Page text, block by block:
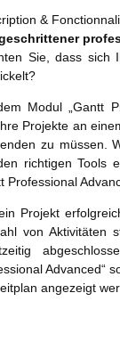
&
Sie, dass sich
Modul „Gantt
Projekte an
zu müssen.
richtigen Tools
Professional
Projekt
von Aktivitäten
Advanced“
angezeigt